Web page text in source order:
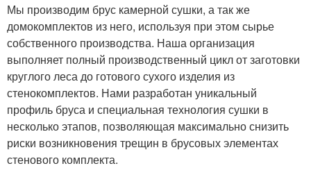
Мы производим брус камерной сушки, а так же
домокомплектов из него, используя при этом сырье
собственного производства. Наша организация
выполняет полный производственный цикл от заготовки
круглого леса до готового сухого изделия из
стенокомплектов. Нами разработан уникальный
профиль бруса и специальная технология сушки в
несколько этапов, позволяющая максимально снизить
риски возникновения трещин в брусовых элементах
стенового комплекта.